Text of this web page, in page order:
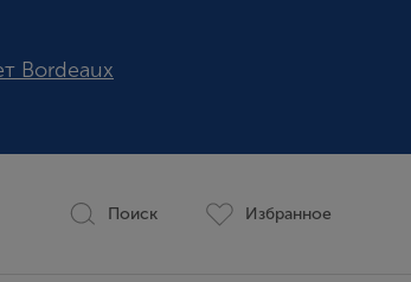
Bordeaux
Поиск Избранное